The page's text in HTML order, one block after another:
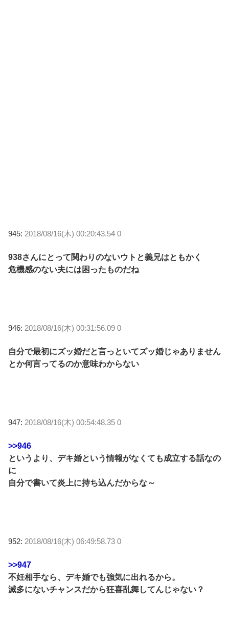
945: 2018/08/16(木) 00:20:43.54 0
938さんにとって関わりのないウトと義兄はともかく
危機感のない夫には困ったものだね
946: 2018/08/16(木) 00:31:56.09 0
自分で最初にズッ婚だと言っといてズッ婚じゃありません
とか何言ってるのか意味わからない
947: 2018/08/16(木) 00:54:48.35 0
>>946
というより、デキ婚という情報がなくても成立する話なの
に
自分で書いて炎上に持ち込んだからな～
952: 2018/08/16(木) 06:49:58.73 0
>>947
不妊相手なら、デキ婚でも強気に出れるから。
滅多にないチャンスだから狂喜乱舞してんじゃない？